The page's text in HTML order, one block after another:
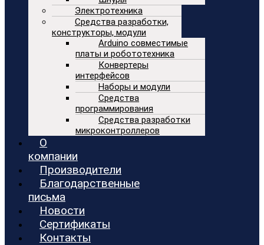
Электротехника
Средства разработки,
конструкторы, модули
Arduino совместимые
платы и робототехника
Конвертеры
интерфейсов
Наборы и модули
Средства
программирования
Средства разработки
микроконтроллеров
О
компании
Производители
Благодарственные
письма
Новости
Сертификаты
Контакты